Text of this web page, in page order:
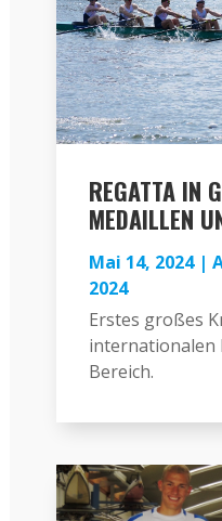
REGATTA IN
MEDAILLEN
Mai 14, 2024|
2024
Erstes großes
internationalen
Bereich.